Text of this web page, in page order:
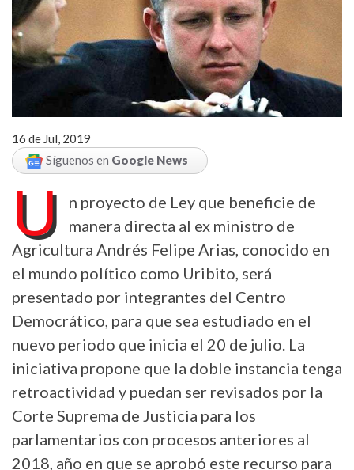
16 de Jul, 2019
Síguenos en Google News
U
n proyecto de Ley que beneficie de
manera directa al ex ministro de
Agricultura Andrés Felipe Arias, conocido en
el mundo político como Uribito, será
presentado por integrantes del Centro
Democrático, para que sea estudiado en el
nuevo periodo que inicia el 20 de julio. La
iniciativa propone que la doble instancia tenga
retroactividad y puedan ser revisados por la
Corte Suprema de Justicia para los
parlamentarios con procesos anteriores al
2018, año en que se aprobó este recurso para